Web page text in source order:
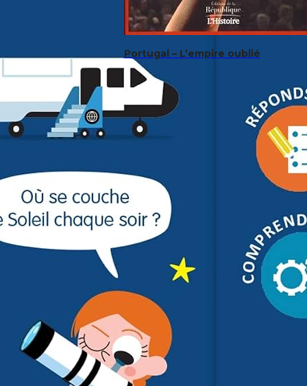
Portugal – L’empire oublié